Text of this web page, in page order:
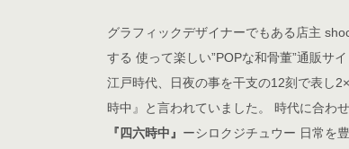
グラフィックデザイナーでもある店主
する 使って楽しい”POPな和骨董”通販サイ
江戸時代、日夜の事を干支の12刻で表し
時中』と言われていました。 時代に合わ
『四六時中』 ーシロクジチュウー 日常を